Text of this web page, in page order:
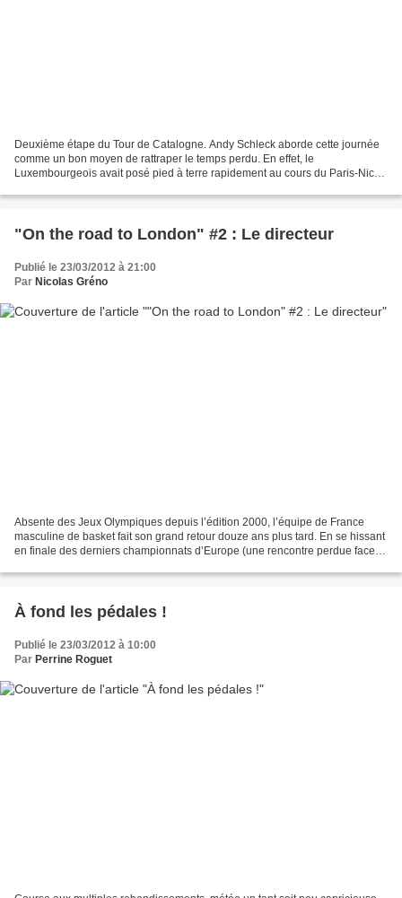
Deuxième étape du Tour de Catalogne. Andy Schleck aborde cette journée
comme un bon moyen de rattraper le temps perdu. En effet, le
Luxembourgeois avait posé pied à terre rapidement au cours du Paris-Nice.
"On the road to London" #2 : Le directeur
Publié le 23/03/2012 à 21:00
Par Nicolas Gréno
Absente des Jeux Olympiques depuis l’édition 2000, l’équipe de France
masculine de basket fait son grand retour douze ans plus tard. En se hissant
en finale des derniers championnats d’Europe (une rencontre perdue face
À fond les pédales !
Publié le 23/03/2012 à 10:00
Par Perrine Roguet